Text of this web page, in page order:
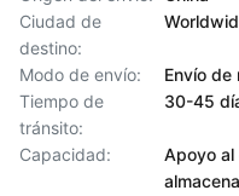
Ciudad de
destino:
Modo de envío:
Envío de
Tiempo de
tránsito:
30-45
Capacidad:
Apoyo al